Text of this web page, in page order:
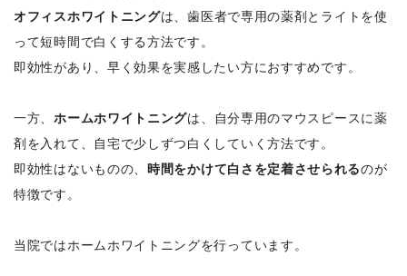
オフィスホワイトニングは、歯医者で専用の薬剤とライトを使
って短時間で白くする方法です。
即効性があり、早く効果を実感したい方におすすめです。
一方、ホームホワイトニングは、自分専用のマウスピースに薬
剤を入れて、自宅で少しずつ白くしていく方法です。
即効性はないものの、 時間をかけて白さを定着させられるのが
特徴です。
当院ではホームホワイトニングを行っています。